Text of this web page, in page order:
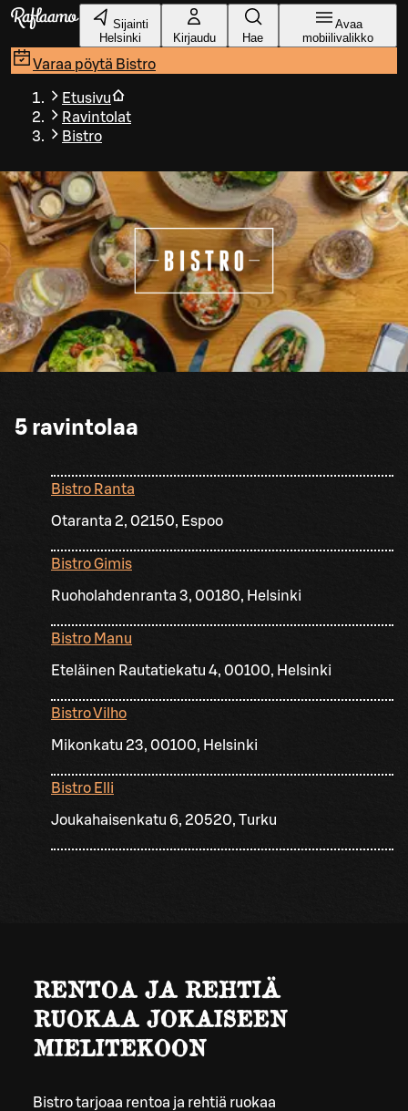
Siirry pääsisältöön
Sijainti
Helsinki
Kirjaudu Hae
Avaa
mobiilivalikko
Varaa pöytä Bistro
Etusivu
Ravintolat
Bistro
RENTOA JA REHTIÄ
RUOKAA JOKAISEEN
MIELITEKOON
Bistro tarjoaa rentoa ja rehtiä ruokaa
5 ravintolaa
Bistro Ranta
Otaranta 2, 02150, Espoo
Bistro Gimis
Ruoholahdenranta 3, 00180, Helsinki
Bistro Manu
Eteläinen Rautatiekatu 4, 00100, Helsinki
Bistro Vilho
Mikonkatu 23, 00100, Helsinki
Bistro Elli
Joukahaisenkatu 6, 20520, Turku